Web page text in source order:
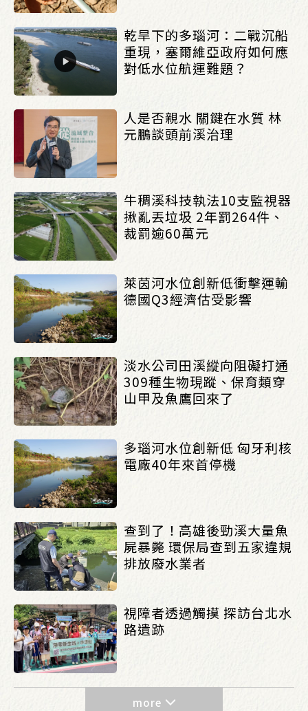
乾旱下的多瑙河：二戰沉船
重現，塞爾維亞政府如何應
對低水位航運難題？
人是否親水 關鍵在水質 林
元鵬談頭前溪治理
牛稠溪科技執法10支監視器
揪亂丟垃圾 2年罰264件、
裁罰逾60萬元
萊茵河水位創新低衝擊運輸
德國Q3經濟估受影響
淡水公司田溪縱向阻礙打通
309種生物現蹤、保育類穿
山甲及魚鷹回來了
多瑙河水位創新低 匈牙利核
電廠40年來首停機
查到了！高雄後勁溪大量魚
屍暴斃 環保局查到五家違規
排放廢水業者
視障者透過觸摸 探訪台北水
路遺跡
more